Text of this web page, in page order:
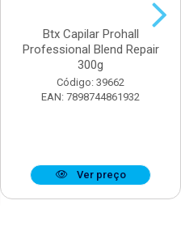
Btx Capilar Prohall
Professional Blend Repair
300g
Código: 39662
EAN: 7898744861932
Ver preço